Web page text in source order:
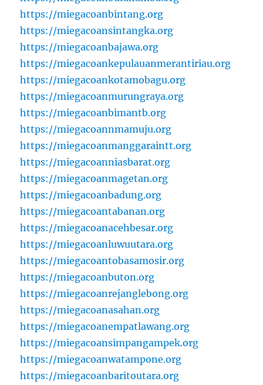
https://miegacoanbintang.org
https://miegacoansintangka.org
https://miegacoanbajawa.org
https://miegacoankepulauanmerantiriau.org
https://miegacoankotamobagu.org
https://miegacoanmurungraya.org
https://miegacoanbimantb.org
https://miegacoannmamuju.org
https://miegacoanmanggaraintt.org
https://miegacoanniasbarat.org
https://miegacoanmagetan.org
https://miegacoanbadung.org
https://miegacoantabanan.org
https://miegacoanacehbesar.org
https://miegacoanluwuutara.org
https://miegacoantobasamosir.org
https://miegacoanbuton.org
https://miegacoanrejanglebong.org
https://miegacoanasahan.org
https://miegacoanempatlawang.org
https://miegacoansimpangampek.org
https://miegacoanwatampone.org
https://miegacoanbaritoutara.org